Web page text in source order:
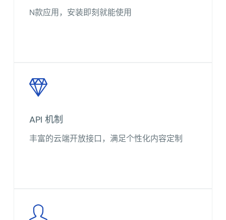
N款应用，安装即刻就能使用
API 机制
丰富的云端开放接口，满足个性化内容定制